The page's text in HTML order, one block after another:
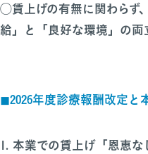
◯賃上げの有無に関わらず
給」と「良好な環境」の両
◼︎2026年度診療報酬改定と
1. 本業での賃上げ「恩恵